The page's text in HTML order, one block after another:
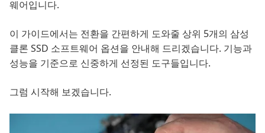
웨어입니다.
이 가이드에서는 전환을 간편하게 도와줄 상위 5개의 삼성
클론 SSD 소프트웨어 옵션을 안내해 드리겠습니다. 기능과
성능을 기준으로 신중하게 선정된 도구들입니다.
그럼 시작해 보겠습니다.